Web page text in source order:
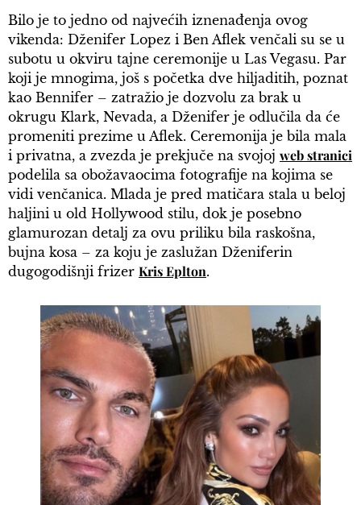
Bilo je to jedno od najvećih iznenađenja ovog
vikenda: Dženifer Lopez i Ben Aflek venčali su se u
subotu u okviru tajne ceremonije u Las Vegasu. Par
koji je mnogima, još s početka dve hiljaditih, poznat
kao Bennifer – zatražio je dozvolu za brak u
okrugu Klark, Nevada, a Dženifer je odlučila da će
promeniti prezime u Aflek. Ceremonija je bila mala
i privatna, a zvezda je prekjuče na svojoj web stranici
podelila sa obožavaocima fotografije na kojima se
vidi venčanica. Mlada je pred matičara stala u beloj
haljini u old Hollywood stilu, dok je posebno
glamurozan detalj za ovu priliku bila raskošna,
bujna kosa – za koju je zaslužan Dženiferin
dugogodišnji frizer Kris Eplton.